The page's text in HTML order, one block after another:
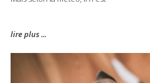
lire plus ...